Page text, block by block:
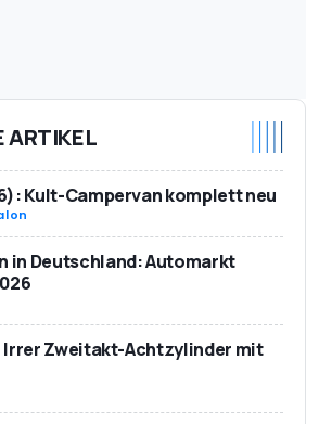
ARTIKEL
Kult-Campervan komplett neu
in Deutschland: Automarkt
Irrer Zweitakt-Achtzylinder mit